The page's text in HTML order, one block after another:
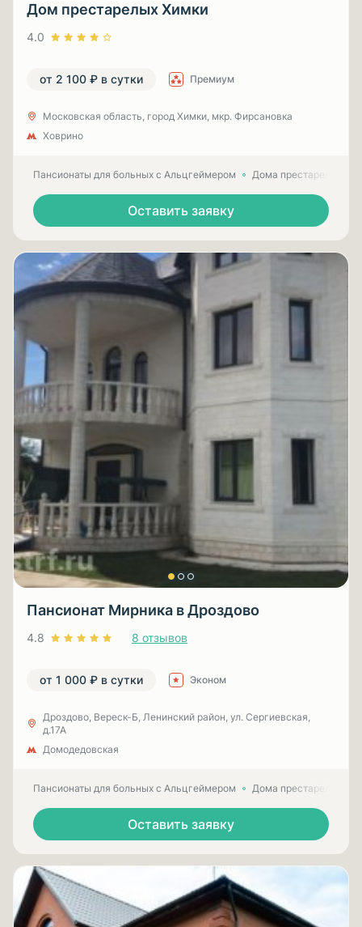
Дом престарелых Химки
4.0
от 2 100 ₽ в сутки Премиум
Московская область, город Химки, мкр. Фирсановка
Ховрино
Пансионаты для больных с Альцгеймером Дома престарелых
Оставить заявку
Пансионат Мирника в Дроздово
4.8 8 отзывов
от 1 000 ₽ в сутки Эконом
Дроздово, Вереск-Б, Ленинский район, ул. Сергиевская,
д.17А
Домодедовская
Пансионаты для больных с Альцгеймером Дома престарелых
Оставить заявку